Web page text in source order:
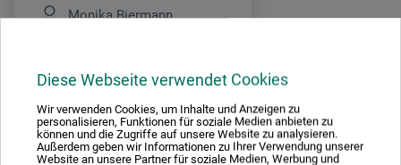
Diese Webseite verwendet Cookies
Wir verwenden Cookies, um Inhalte und Anzeigen zu
personalisieren, Funktionen für soziale Medien anbieten zu
können und die Zugriffe auf unsere Website zu analysieren.
Außerdem geben wir Informationen zu Ihrer Verwendung unserer
Website an unsere Partner für soziale Medien, Werbung und
Monika Biermann
790 CHF
EXKL. MATERIAL